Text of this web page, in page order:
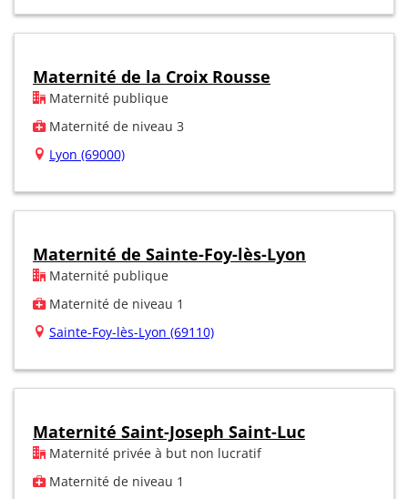
Maternité de la Croix Rousse
Maternité publique
Maternité de niveau 3
Lyon (69000)
Maternité de Sainte-Foy-lès-Lyon
Maternité publique
Maternité de niveau 1
Sainte-Foy-lès-Lyon (69110)
Maternité Saint-Joseph Saint-Luc
Maternité privée à but non lucratif
Maternité de niveau 1